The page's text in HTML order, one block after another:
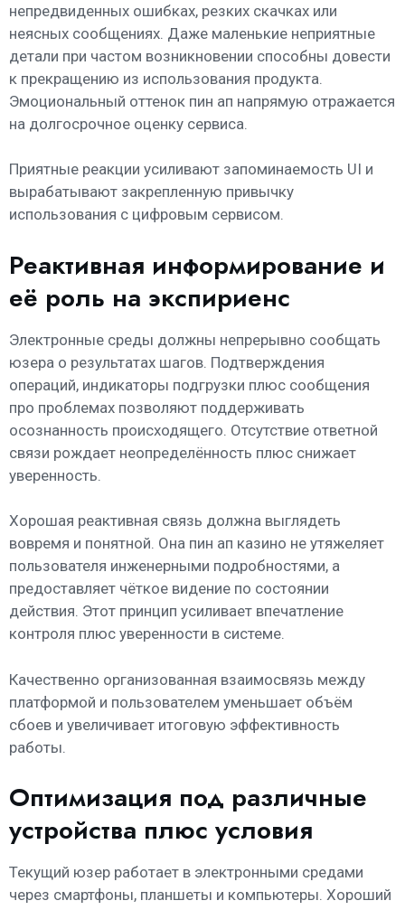
непредвиденных ошибках, резких скачках или
неясных сообщениях. Даже маленькие неприятные
детали при частом возникновении способны довести
к прекращению из использования продукта.
Эмоциональный оттенок пин ап напрямую отражается
на долгосрочное оценку сервиса.
Приятные реакции усиливают запоминаемость UI и
вырабатывают закрепленную привычку
использования с цифровым сервисом.
Реактивная информирование и
её роль на экспириенс
Электронные среды должны непрерывно сообщать
юзера о результатах шагов. Подтверждения
операций, индикаторы подгрузки плюс сообщения
про проблемах позволяют поддерживать
осознанность происходящего. Отсутствие ответной
связи рождает неопределённость плюс снижает
уверенность.
Хорошая реактивная связь должна выглядеть
вовремя и понятной. Она пин ап казино не утяжеляет
пользователя инженерными подробностями, а
предоставляет чёткое видение по состоянии
действия. Этот принцип усиливает впечатление
контроля плюс уверенности в системе.
Качественно организованная взаимосвязь между
платформой и пользователем уменьшает объём
сбоев и увеличивает итоговую эффективность
работы.
Оптимизация под различные
устройства плюс условия
Текущий юзер работает в электронными средами
через смартфоны, планшеты и компьютеры. Хороший